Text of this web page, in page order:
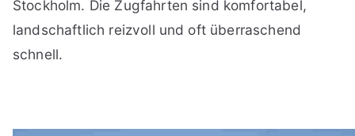
Stockholm. Die Zugfahrten sind komfortabel,
landschaftlich reizvoll und oft überraschend
schnell.